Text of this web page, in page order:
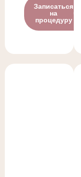
Записаться
на
процедуру